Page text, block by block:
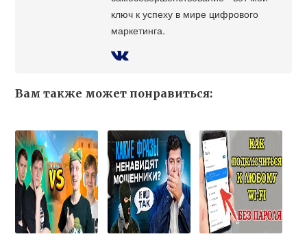
ключ к успеху в мире цифрового
маркетинга.
Вам также может понравиться: